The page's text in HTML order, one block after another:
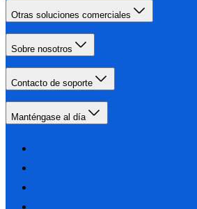
Otras soluciones comerciales
Sobre nosotros
Contacto de soporte
Manténgase al día